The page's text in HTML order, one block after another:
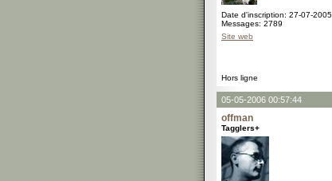
Date d'inscription: 27-07-2005
Messages: 2789
Site web
Hors ligne
05-05-2006 00:57:44
offman
Tagglers+